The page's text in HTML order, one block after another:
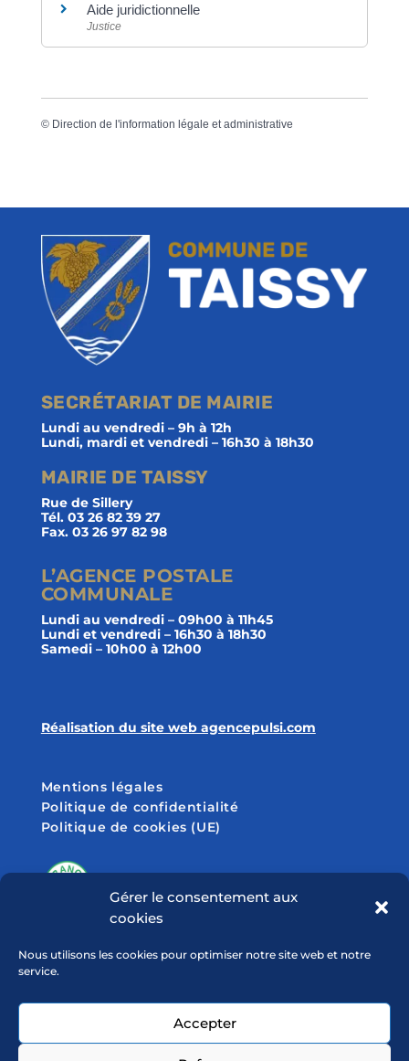
Gérer le consentement aux
cookies
Nous utilisons les cookies pour optimiser notre site web et notre
service.
Accepter
Aide juridictionnelle
Justice
© Direction de l'information légale et administrative
SECRÉTARIAT DE MAIRIE
Lundi au vendredi – 9h à 12h
Lundi, mardi et vendredi – 16h30 à 18h30
MAIRIE DE TAISSY
Rue de Sillery
Tél. 03 26 82 39 27
Fax. 03 26 97 82 98
L’AGENCE POSTALE
COMMUNALE
Lundi au vendredi – 09h00 à 11h45
Lundi et vendredi – 16h30 à 18h30
Samedi – 10h00 à 12h00
Réalisation du site web agencepulsi.com
Mentions légales
Politique de confidentialité
Politique de cookies (UE)
SUIVEZ-NOUS SUR